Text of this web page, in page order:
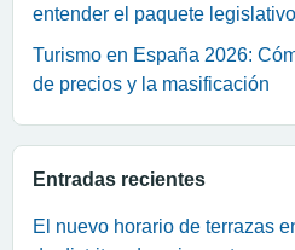
entender el paquete legislativo
Turismo en España 2026:
de precios y la masificación
Entradas recientes
El nuevo horario de terrazas